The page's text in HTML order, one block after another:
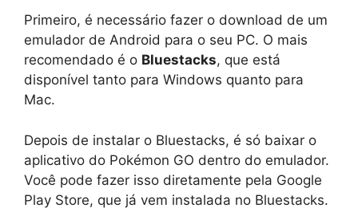
Primeiro, é necessário fazer o download de um
emulador de Android para o seu PC. O mais
recomendado é o Bluestacks, que está
disponível tanto para Windows quanto para
Mac.
Depois de instalar o Bluestacks, é só baixar o
aplicativo do Pokémon GO dentro do emulador.
Você pode fazer isso diretamente pela Google
Play Store, que já vem instalada no Bluestacks.